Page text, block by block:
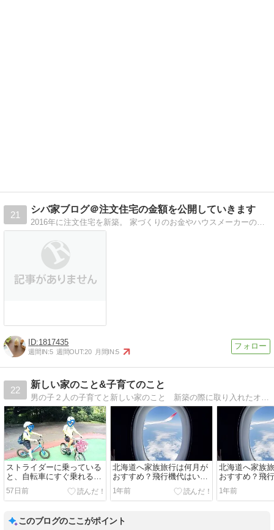
21
シバ家ブログ＠注文住宅の金額を公開していきます
2016年に注文住宅を新築。 家づくりのお金やハウスメーカーの比較情報を公開していきます。
1817435
週間IN:5 週間OUT:20 月間IN:5
22
新しい家のこと&子育てのこと
ストライダーに乗っている
と、自転車にすぐ乗れるっ
て本当？
57日前
北海道へ家族旅行は何月が
おすすめ？飛行機代はいく
らかかる？
1年前
北海道へ家族
おすすめ？飛
らかかる？
1年前
このブログのここがポイント